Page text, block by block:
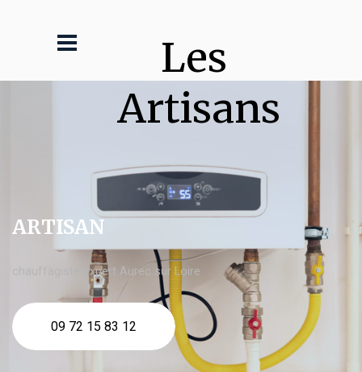
Les
Artisans
ARTISAN
chauffagiste expert Aurec sur Loire
09 72 15 83 12